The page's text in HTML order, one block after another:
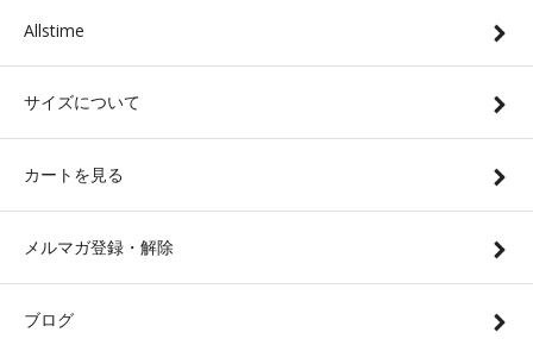
Allstime
サイズについて
カートを見る
メルマガ登録・解除
ブログ